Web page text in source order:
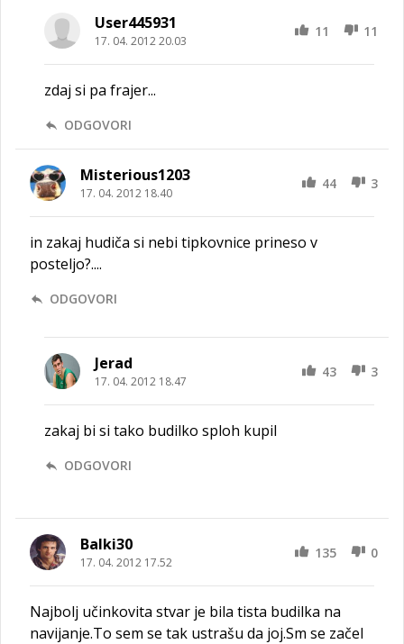
User445931
17. 04. 2012 20.03
11 11
zdaj si pa frajer...
ODGOVORI
Misterious1203
17. 04. 2012 18.40
44 3
in zakaj hudiča si nebi tipkovnice prineso v
posteljo?....
ODGOVORI
Jerad
17. 04. 2012 18.47
43 3
zakaj bi si tako budilko sploh kupil
ODGOVORI
Balki30
17. 04. 2012 17.52
135 0
Najbolj učinkovita stvar je bila tista budilka na
navijanje.To sem se tak ustrašu da joj.Sm se začel